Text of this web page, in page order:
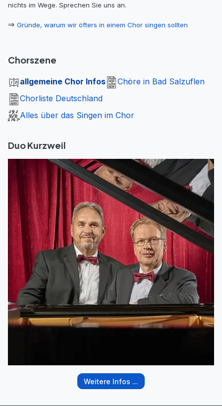
nichts im Wege. Sprechen Sie uns an.
⇒ Gründe, warum wir öfters in einem Chor singen sollten
Chorszene
allgemeine Chor Infos
Chöre in Bad Salzuflen
Chorliste Deutschland
Alles über das Singen im Chor
Duo Kurzweil
Weitere Infos ...